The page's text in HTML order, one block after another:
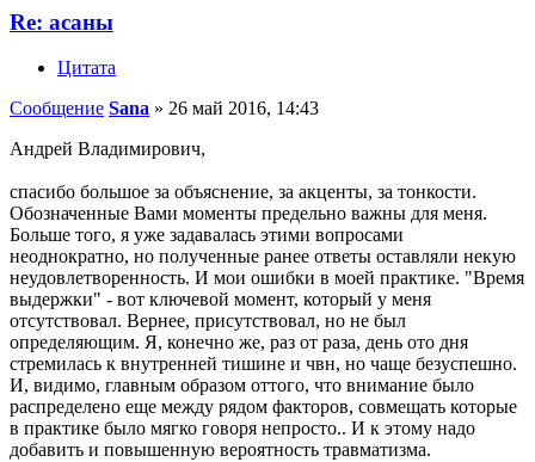
Re: асаны
Цитата
Сообщение Sana » 26 май 2016, 14:43
Андрей Владимирович,
спасибо большое за объяснение, за акценты, за тонкости.
Обозначенные Вами моменты предельно важны для меня.
Больше того, я уже задавалась этими вопросами
неоднократно, но полученные ранее ответы оставляли некую
неудовлетворенность. И мои ошибки в моей практике. "Время
выдержки" - вот ключевой момент, который у меня
отсутствовал. Вернее, присутствовал, но не был
определяющим. Я, конечно же, раз от раза, день ото дня
стремилась к внутренней тишине и чвн, но чаще безуспешно.
И, видимо, главным образом оттого, что внимание было
распределено еще между рядом факторов, совмещать которые
в практике было мягко говоря непросто.. И к этому надо
добавить и повышенную вероятность травматизма.